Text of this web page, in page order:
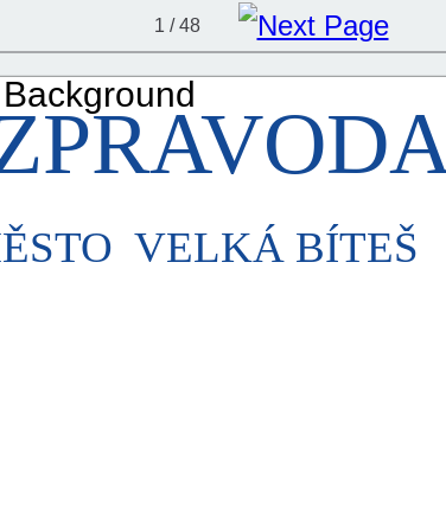
1 / 48
VELKÁ BÍTEŠ